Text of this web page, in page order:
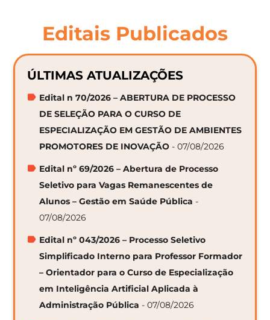
Editais Publicados
ÚLTIMAS ATUALIZAÇÕES
Edital n 70/2026 – ABERTURA DE PROCESSO
DE SELEÇÃO PARA O CURSO DE
ESPECIALIZAÇÃO EM GESTÃO DE AMBIENTES
PROMOTORES DE INOVAÇÃO - 07/08/2026
Edital nº 69/2026 – Abertura de Processo
Seletivo para Vagas Remanescentes de
Alunos – Gestão em Saúde Pública -
07/08/2026
Edital nº 043/2026 – Processo Seletivo
Simplificado Interno para Professor Formador
– Orientador para o Curso de Especialização
em Inteligência Artificial Aplicada à
Administração Pública - 07/08/2026